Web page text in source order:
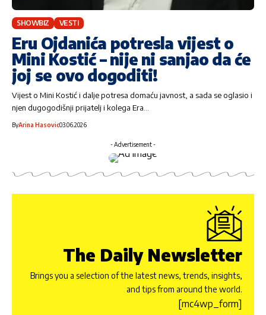
SHOWBIZ VESTI
Eru Ojdanića potresla vijest o
Mini Kostić – nije ni sanjao da će
joj se ovo dogoditi!
Vijest o Mini Kostić i dalje potresa domaću javnost, a sada se oglasio i
njen dugogodišnji prijatelj i kolega Era…
ByArina Hasovic03.06.2026
- Advertisement -
The Daily Newsletter
Brings you a selection of the latest news, trends, insights,
and tips from around the world.
[mc4wp_form]